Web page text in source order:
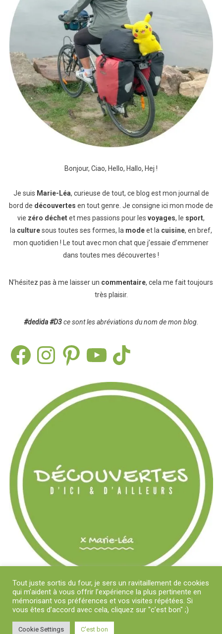
Bonjour, Ciao, Hello, Hallo, Hej !
Je suis Marie-Léa, curieuse de tout, ce blog est mon journal de
bord de découvertes en tout genre. Je consigne ici mon mode de
vie zéro déchetet mes passions pour les voyages, le sport,
la culturesous toutes ses formes, la modeet la cuisine, en bref,
mon quotidien ! Le tout avec mon chat que j’essaie d’emmener
dans toutes mes découvertes !
N’hésitez pas à me laisser un commentaire, cela me fait toujours
très plaisir.
#dedida #D3ce sont les abréviations du nom de mon blog.
FacebookInstagramPinterest TikTok
Copyright © 2018-2024 Découvertes D'Ici et D'Ailleurs x Marie-Léa | Tous
Tout juste sortis du four, je sers un ravitaillement de cookies
qui m’aident à vous offrir l’expérience la plus pertinente en
mémorisant vos préférences et vos visites répétées. Si
vous êtes d’accord avec cela, cliquez sur "c’est bon" ;)
Cookie Settings C'est bon